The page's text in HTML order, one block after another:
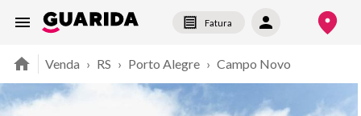
Fatura
Venda › RS › Porto Alegre › Campo Novo